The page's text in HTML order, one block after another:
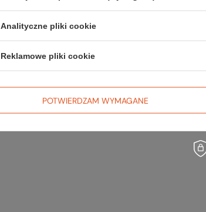
Analityczne pliki cookie
Reklamowe pliki cookie
POTWIERDZAM WYMAGANE